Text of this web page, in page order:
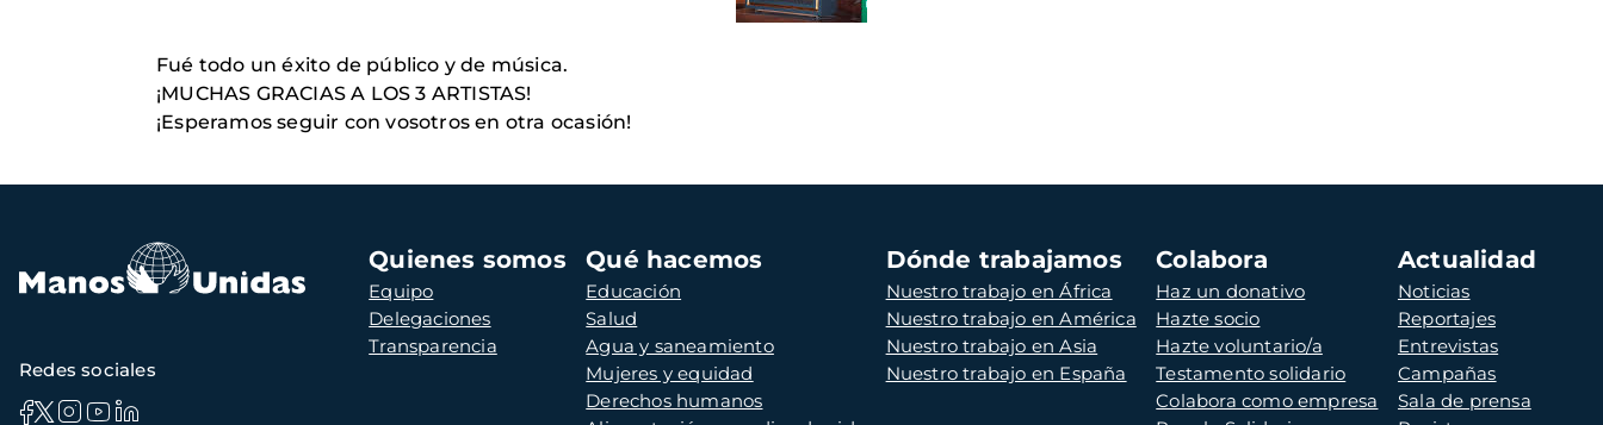
Fué todo un éxito de público y de música.
¡MUCHAS GRACIAS A LOS 3 ARTISTAS!
¡Esperamos seguir con vosotros en otra ocasión!
Navegación
principal
Quienes somos
Equipo
Delegaciones
Transparencia
Qué hacemos
Educación
Salud
Agua y saneamiento
Mujeres y equidad
Derechos humanos
Dónde trabajamos
Nuestro trabajo en África
Nuestro trabajo en América
Nuestro trabajo en Asia
Nuestro trabajo en España
Colabora
Haz un donativo
Hazte socio
Hazte voluntario/a
Testamento solidario
Colabora como empresa
Actualidad
Noticias
Reportajes
Entrevistas
Campañas
Sala de prensa
Redes sociales